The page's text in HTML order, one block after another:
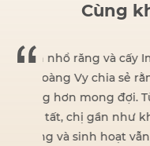
Cùng
Chị Hồng Diễm
đau, sợ khoan
trồng Implant.
người bạn thân,
chuyên gia cấy